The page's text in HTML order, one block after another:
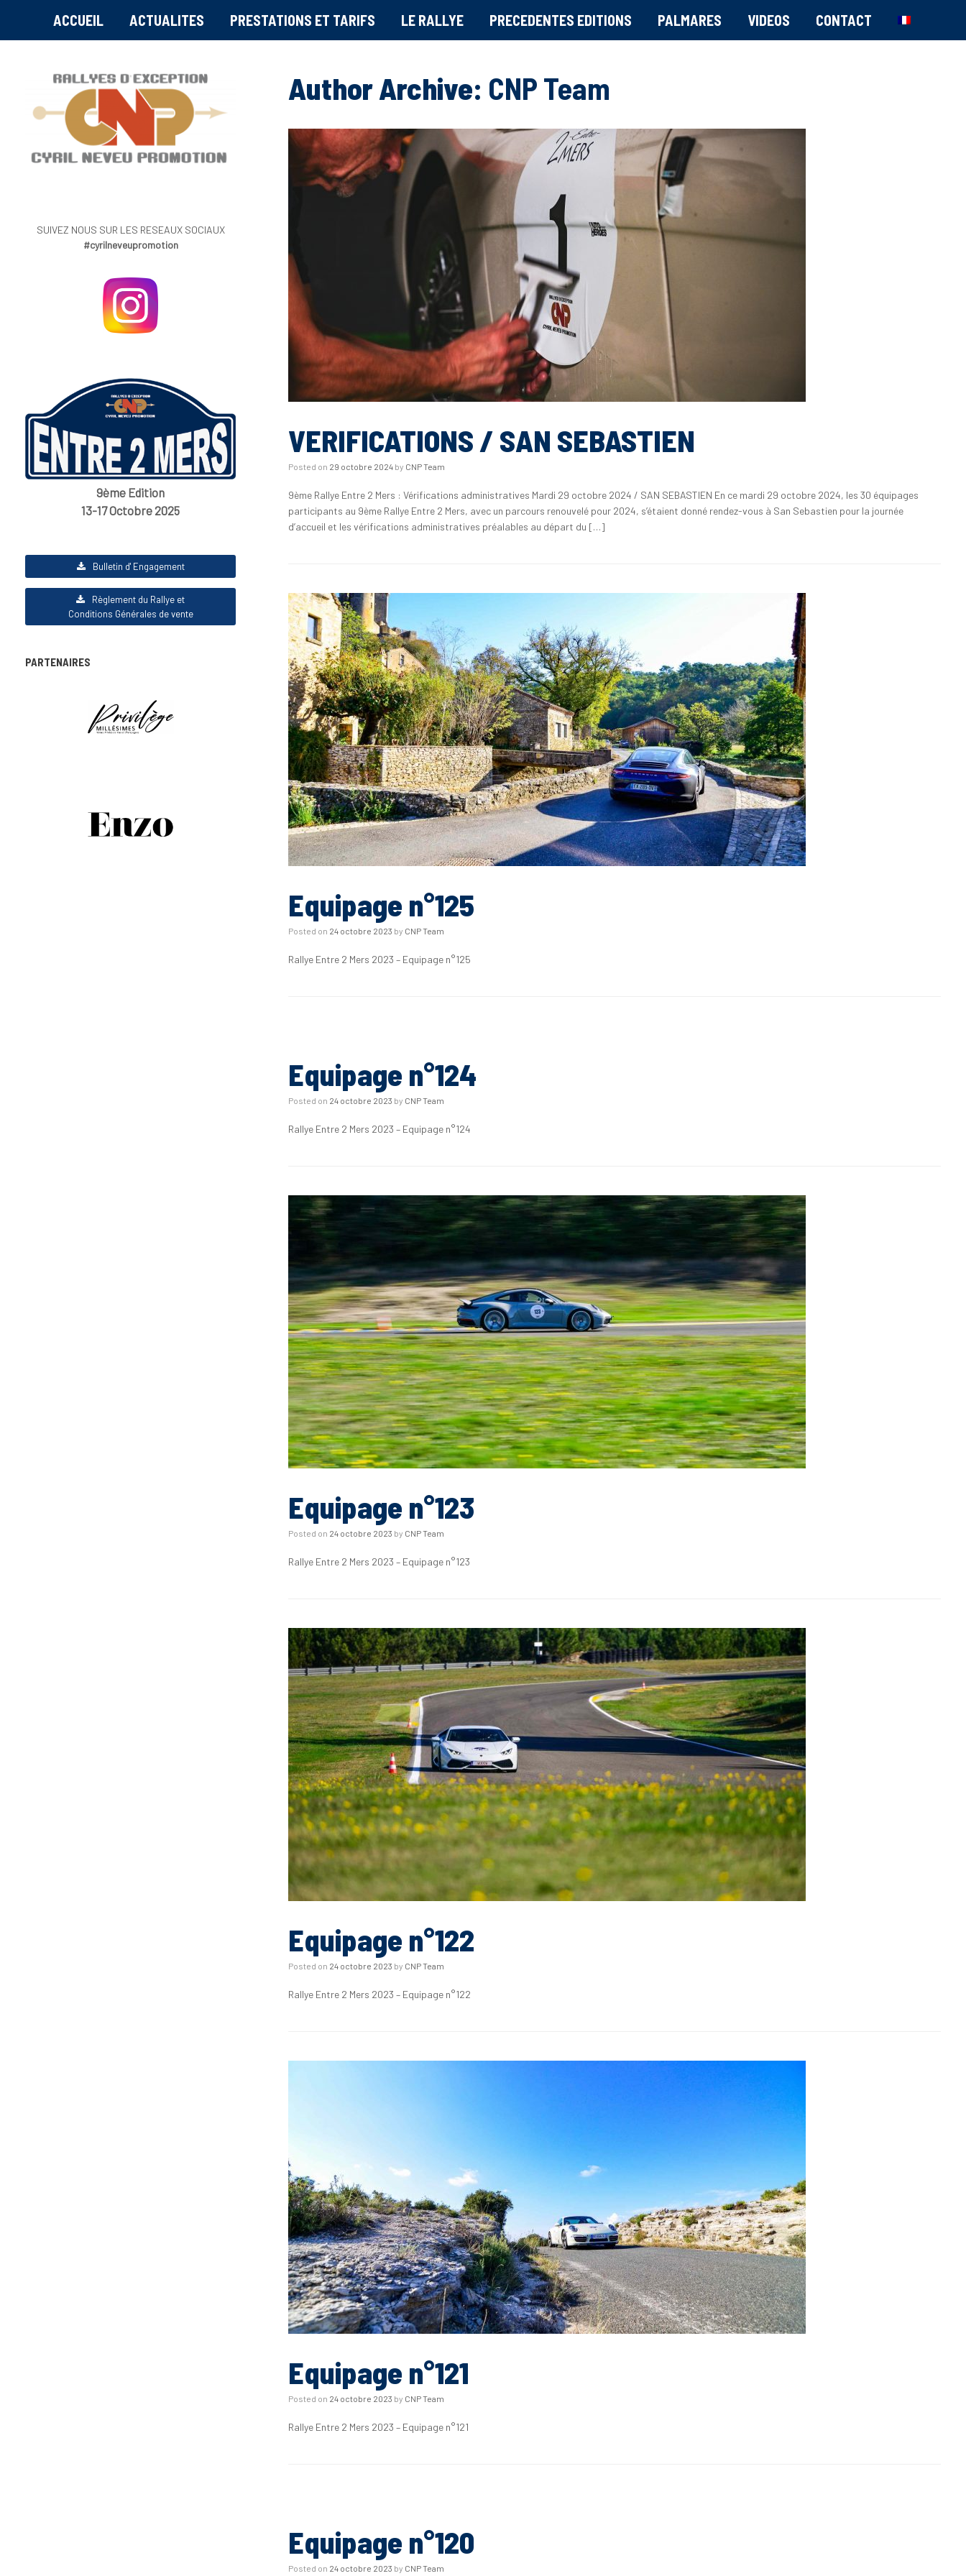
ACCUEIL ACTUALITES PRESTATIONS ET TARIFS LE RALLYE PRECEDENTES EDITIONS PALMARES VIDEOS CONTACT
Author Archive: CNP Team
VERIFICATIONS / SAN SEBASTIEN
Posted on 29 octobre 2024 by CNP Team
9ème Rallye Entre 2 Mers : Vérifications administratives Mardi 29 octobre 2024 / SAN SEBASTIEN En ce mardi 29 octobre 2024, les 30 équipages
participants au 9ème Rallye Entre 2 Mers, avec un parcours renouvelé pour 2024, s’étaient donné rendez-vous à San Sebastien pour la journée
d’accueil et les vérifications administratives préalables au départ du […]
Equipage n°125
Posted on 24 octobre 2023 by CNP Team
Rallye Entre 2 Mers 2023 – Equipage n°125
Equipage n°124
Posted on 24 octobre 2023 by CNP Team
Rallye Entre 2 Mers 2023 – Equipage n°124
Equipage n°123
Posted on 24 octobre 2023 by CNP Team
Rallye Entre 2 Mers 2023 – Equipage n°123
Equipage n°122
Posted on 24 octobre 2023 by CNP Team
Rallye Entre 2 Mers 2023 – Equipage n°122
Equipage n°121
Posted on 24 octobre 2023 by CNP Team
Rallye Entre 2 Mers 2023 – Equipage n°121
Equipage n°120
Posted on 24 octobre 2023 by CNP Team
SUIVEZ NOUS SUR LES RESEAUX SOCIAUX
#cyrilneveupromotion
9ème Edition
13-17 Octobre 2025
Bulletin d' Engagement
Règlement du Rallye et
Conditions Générales de vente
PARTENAIRES